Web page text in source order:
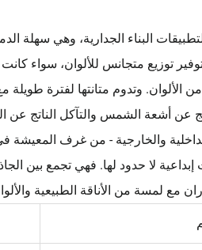
البناء الجدارية، وهي
توزيع متجانس للألوان، سواء
وتدوم متانتها لفترة
عن أشعة الشمس والتآكل الناتج عن
والخارجية - من غرف المعيشة
إبداعية لا حدود لها. فهي تجمع بين
مع لمسة من الأناقة الطبيعية